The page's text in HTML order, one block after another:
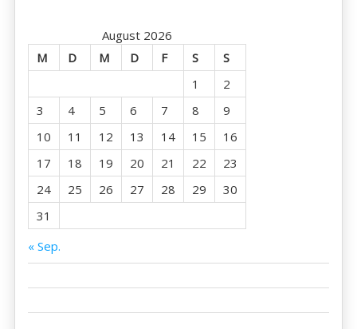
August 2026
M
D M D F S
S
1
2
3
4 5 6 7 8
9
10
11 12 13 14 15
16
17
18 19 20 21 22
23
24
25 26 27 28 29
30
31
« Sep.